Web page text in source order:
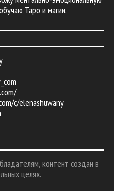
Таро и магии.
c/elenashuwany
контент создан в
целях.